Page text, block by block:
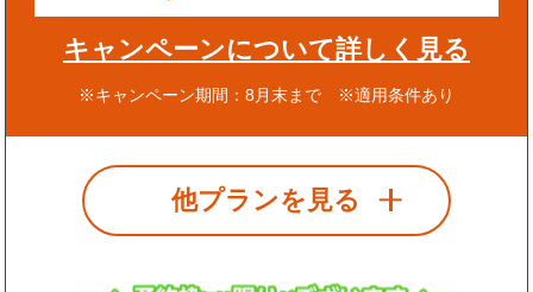
キャンペーンについて詳しく見る
※キャンペーン期間：8月末まで ※適用条件あり
他プランを見る